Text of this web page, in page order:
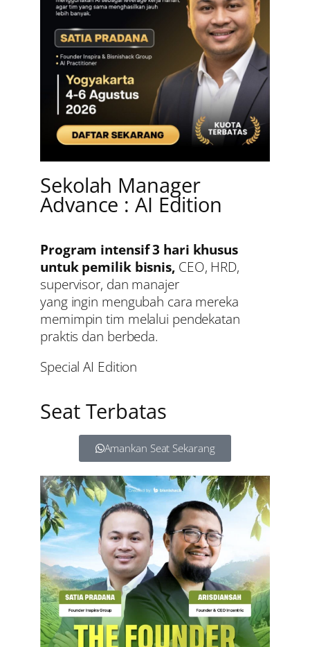
Sekolah Manager
Advance : AI Edition
Program intensif 3 hari khusus
untuk pemilik bisnis,CEO, HRD,
supervisor, dan manajer
yang ingin mengubah cara mereka
memimpin tim melalui pendekatan
praktis dan berbeda.
Special AI Edition
Seat Terbatas
Amankan Seat Sekarang